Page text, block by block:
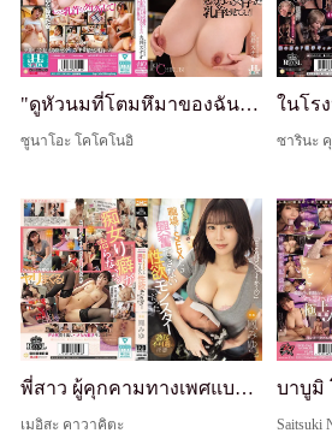
"ดูหัวนมที่โตมหึมาของฉัน!" ผู้หญิงเงียบขรึมที่หมกมุ่นกับการถึงจุดสุดยอดจากหัวนม หัวนมที่พัฒนาขนาดมหึมาอย่างผิดเพี้ยนของเธออวดอ้างความไวที่เหนือกว่าคลิตอริส
ซูนาโอะ โคโคโนอิ ซารินะ
พี่สาว ผู้คุกคามทางเพศแบบย้อนกลับเป็นนิสัย เป็นสัตว์ประหลาดแห่งความใคร่ที่ตื่นเต้นได้เฉพาะจากการมีเซ็กส์ที่ทำงาน มิยู โอโทริ
เมอิสะ คาวาคิตะ Saitsuki